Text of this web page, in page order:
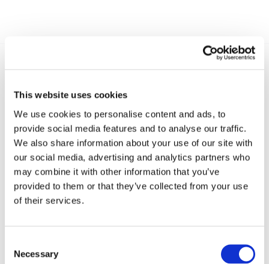
This website uses cookies
We use cookies to personalise content and ads, to
provide social media features and to analyse our traffic.
We also share information about your use of our site with
our social media, advertising and analytics partners who
may combine it with other information that you’ve
provided to them or that they’ve collected from your use
of their services.
Selection
Necessary
Recent posts.
24 Luglio 2026
Diritto civile, Michela Colitta, Sentenze Cassazione
Roberto De Gaetano
News.